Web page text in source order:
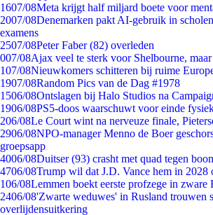
1607/08Meta krijgt half miljard boete voor
2007/08Denemarken pakt AI-gebruik in
examens
2507/08Peter Faber (82) overleden
007/08Ajax veel te sterk voor Shelbourne,
107/08Nieuwkomers schitteren bij ruime
1907/08Random Pics van de Dag #1978
1506/08Ontslagen bij Halo Studios na
1906/08PS5-doos waarschuwt voor einde
206/08Le Court wint na nerveuze finale,
2906/08NPO-manager Menno de Boer
groepsapp
4006/08Duitser (93) crasht met quad tegen
4706/08Trump wil dat J.D. Vance hem in 2028
106/08Lemmen boekt eerste profzege in zware
2406/08'Zwarte weduwes' in Rusland trouwen
overlijdensuitkering